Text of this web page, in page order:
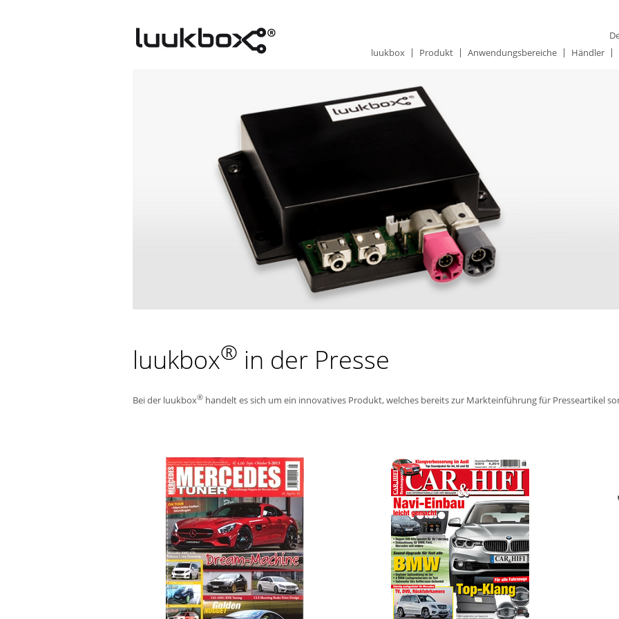
luukbox
Produkt Anwendungsbereiche Händler
luukbox® in der Presse
Bei der luukbox® handelt es sich um ein innovatives Produkt, welches bereits zur Markteinführung für Presseartikel